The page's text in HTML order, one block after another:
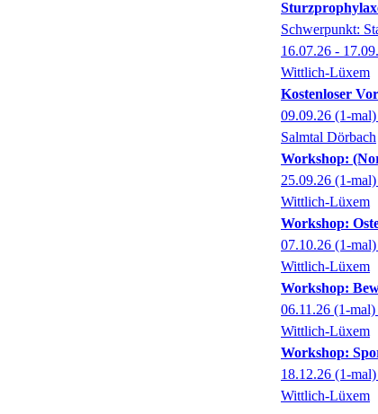
Schwerpunkt:
16.07.26 -
Wittlich-Lüxem
Kostenloser
09.09.26 (1-mal)
Salmtal Dörbach
Workshop:
25.09.26 (1-mal)
Wittlich-Lüxem
Workshop:
07.10.26 (1-mal)
Wittlich-Lüxem
Workshop:
06.11.26 (1-mal)
Wittlich-Lüxem
Workshop:
18.12.26 (1-mal)
Wittlich-Lüxem